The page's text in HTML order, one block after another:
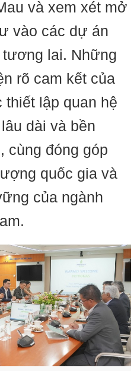
và xem xét mở
vào các dự án
tương lai. Những
rõ cam kết của
thiết lập quan hệ
dài và bền
cùng đóng góp
quốc gia và
của ngành